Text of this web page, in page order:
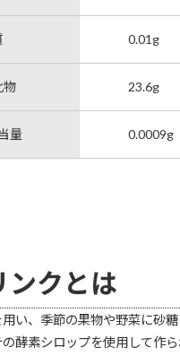
0.01g
物 23.6g
量 0.0009g
ンクとは
い、季節の果物や野菜に砂
酵素シロップを使用して作